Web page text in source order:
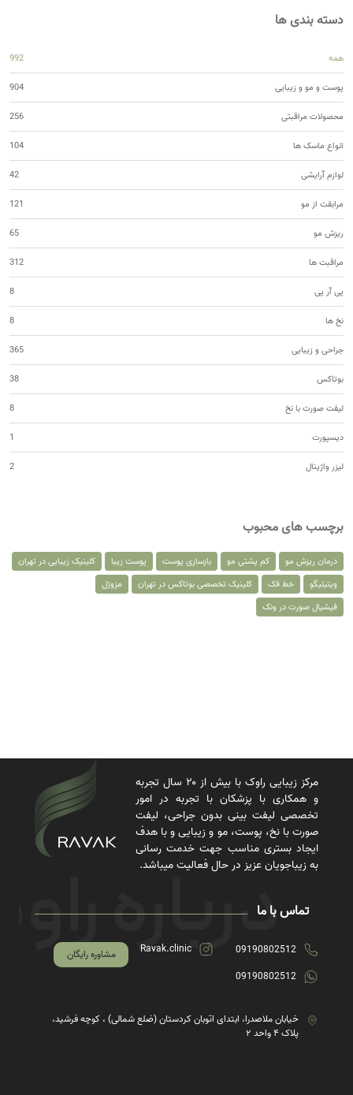
دسته بندی ها
همه 992
پوست و مو و زیبایی 904
محصولات مراقبتی 256
انواع ماسک ها 104
لوازم آرایشی 42
مرابقت از مو 121
ریزش مو 65
مراقبت ها 312
پی آر پی 8
نخ ها 8
جراحی و زیبایی 365
بوتاکس 38
لیفت صورت با نخ 8
دیسپورت 1
لیزر واژینال 2
برچسب های محبوب
درمان ریزش مو کم پشتی مو بازسازی پوست پوست زیبا
کلینیک زیبایی در تهران
ویتیلیگو
خط فک کلینیک تخصصی بوتاکس در تهران
مزوژل
فیشیال صورت در ونک
مرکز زیبایی راوک با بیش از ۲۰ سال تجربه
و همکاری با پزشکان با تجربه در امور
تخصصی لیفت بینی بدون جراحی، لیفت
صورت با نخ، پوست، مو و زیبایی و با هدف
ایجاد بستری مناسب جهت خدمت رسانی
به زیباجویان عزیز در حال فعالیت میباشد.
تماس با ما
09190802512
09190802512
Ravak.clinic مشاوره رایگان
خیابان ملاصدرا، ابتدای اتوبان کردستان (ضلع شمالی) ، کوچه فرشید،
پلاک ۴ واحد ۲